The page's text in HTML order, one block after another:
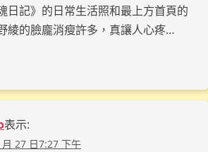
日記》的日常生活照和最上方首頁的
綾的臉龐消瘦許多，真讓人心疼…
表示:
27 日7:27 下午